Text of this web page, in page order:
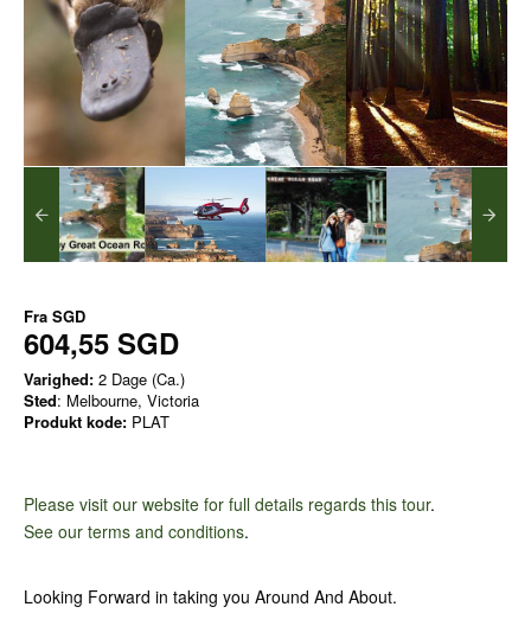
Fra SGD
604,55 SGD
Varighed: 2 Dage (Ca.)
Sted: Melbourne, Victoria
Produkt kode: PLAT
Please visit our website for full details regards this tour.
See our terms and conditions.
Looking Forward in taking you Around And About.